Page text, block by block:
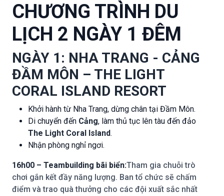
CHƯƠNG TRÌNH DU
LỊCH 2 NGÀY 1 ĐÊM
NGÀY 1: NHA TRANG - CẢNG
ĐẦM MÔN – THE LIGHT
CORAL ISLAND RESORT
Khởi hành từ Nha Trang, dừng chân tại Đầm Môn.
Di chuyển đến Cảng, làm thủ tục lên tàu đến đảo
The Light Coral Island.
Nhận phòng nghỉ ngơi.
16h00 – Teambuilding bãi biển:Tham gia chuỗi trò
chơi gắn kết đầy năng lượng. Ban tổ chức sẽ chấm
điểm và trao quà thưởng cho các đội xuất sắc nhất